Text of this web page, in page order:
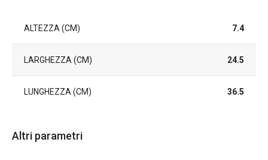
ALTEZZA (CM) 7.4
LARGHEZZA (CM) 24.5
LUNGHEZZA (CM) 36.5
Altri parametri